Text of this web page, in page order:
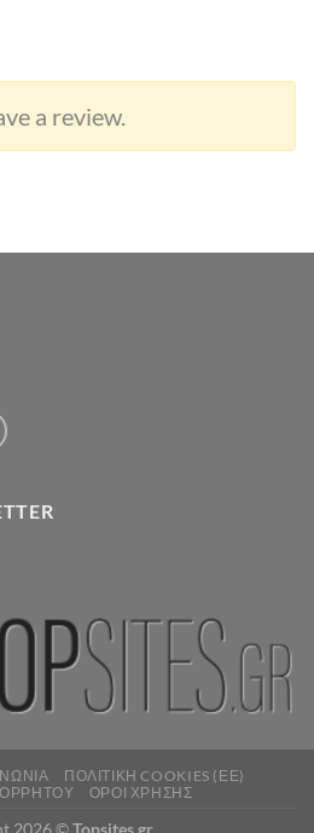
a review.
ΠΟΛΙΤΙΚΉ COOKIES (ΕΕ)
ΌΡΟΙ ΧΡΉΣΗΣ